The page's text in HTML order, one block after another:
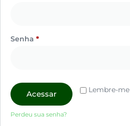
Senha *
Lembre-me
Acessar
Perdeu sua senha?